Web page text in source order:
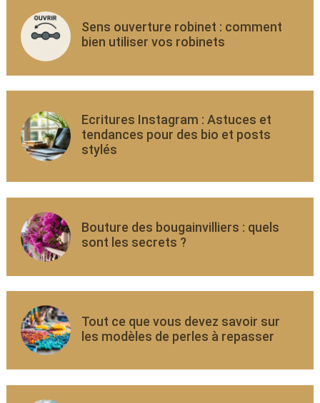
Sens ouverture robinet : comment
bien utiliser vos robinets
Ecritures Instagram : Astuces et
tendances pour des bio et posts
stylés
Bouture des bougainvilliers : quels
sont les secrets ?
Tout ce que vous devez savoir sur
les modèles de perles à repasser